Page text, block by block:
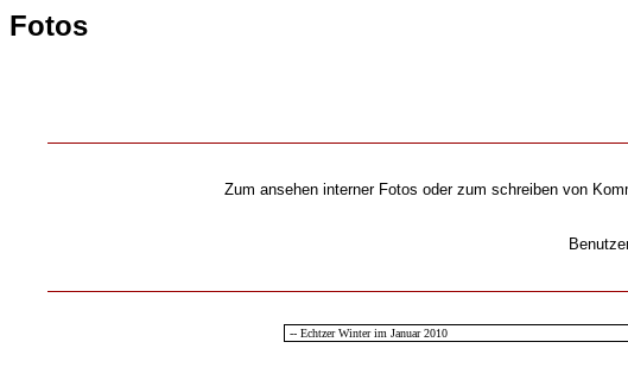
Fotos
Zum ansehen interner Fotos oder zum schreiben von